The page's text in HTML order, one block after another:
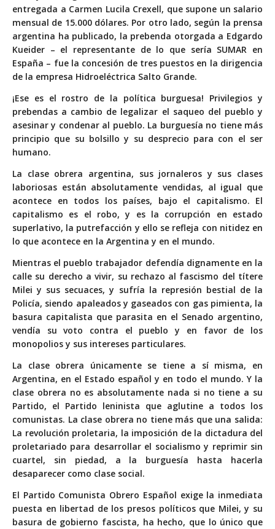
entregada a Carmen Lucila Crexell, que supone un salario
mensual de 15.000 dólares. Por otro lado, según la prensa
argentina ha publicado, la prebenda otorgada a Edgardo
Kueider – el representante de lo que sería SUMAR en
España – fue la concesión de tres puestos en la dirigencia
de la empresa Hidroeléctrica Salto Grande.
¡Ese es el rostro de la política burguesa! Privilegios y
prebendas a cambio de legalizar el saqueo del pueblo y
asesinar y condenar al pueblo. La burguesía no tiene más
principio que su bolsillo y su desprecio para con el ser
humano.
La clase obrera argentina, sus jornaleros y sus clases
laboriosas están absolutamente vendidas, al igual que
acontece en todos los países, bajo el capitalismo. El
capitalismo es el robo, y es la corrupción en estado
superlativo, la putrefacción y ello se refleja con nitidez en
lo que acontece en la Argentina y en el mundo.
Mientras el pueblo trabajador defendía dignamente en la
calle su derecho a vivir, su rechazo al fascismo del títere
Milei y sus secuaces, y sufría la represión bestial de la
Policía, siendo apaleados y gaseados con gas pimienta, la
basura capitalista que parasita en el Senado argentino,
vendía su voto contra el pueblo y en favor de los
monopolios y sus intereses particulares.
La clase obrera únicamente se tiene a sí misma, en
Argentina, en el Estado español y en todo el mundo. Y la
clase obrera no es absolutamente nada si no tiene a su
Partido, el Partido leninista que aglutine a todos los
comunistas. La clase obrera no tiene más que una salida:
La revolución proletaria, la imposición de la dictadura del
proletariado para desarrollar el socialismo y reprimir sin
cuartel, sin piedad, a la burguesía hasta hacerla
desaparecer como clase social.
El Partido Comunista Obrero Español exige la inmediata
puesta en libertad de los presos políticos que Milei, y su
basura de gobierno fascista, ha hecho, que lo único que